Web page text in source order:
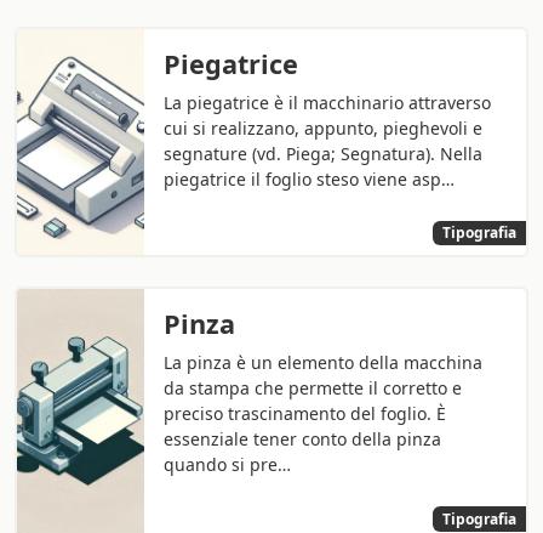
Piegatrice
La piegatrice è il macchinario attraverso
cui si realizzano, appunto, pieghevoli e
segnature (vd. Piega; Segnatura). Nella
piegatrice il foglio steso viene asp…
Tipografia
Pinza
La pinza è un elemento della macchina
da stampa che permette il corretto e
preciso trascinamento del foglio. È
essenziale tener conto della pinza
quando si pre…
Tipografia